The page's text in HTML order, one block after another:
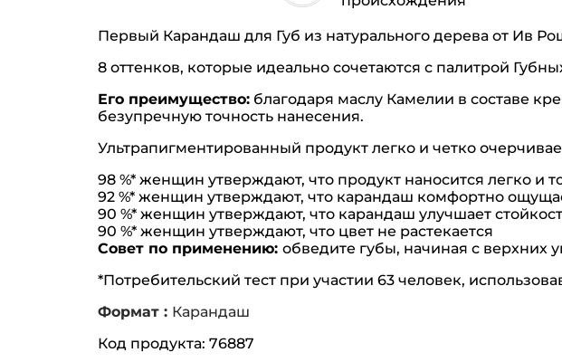
Первый Карандаш для Губ из натурального дерева от Ив
8 оттенков, которые идеально сочетаются с палитрой
Его преимущество: благодаря маслу Камелии в составе
безупречную точность нанесения.
Ультрапигментированный продукт легко и четко
98 %* женщин утверждают, что продукт наносится легко и
92 %* женщин утверждают, что карандаш комфортно
90 %* женщин утверждают, что карандаш улучшает
90 %* женщин утверждают, что цвет не растекается
Совет по применению: обведите губы, начиная с верхних
*Потребительский тест при участии 63 человек,
Формат : Карандаш
Код продукта: 76887